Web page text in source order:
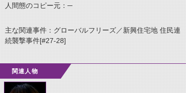
人間態のコピー元：─
主な関連事件：グローバルフリーズ／新興住宅地 住民連
続襲撃事件[#27-28]
関連人物